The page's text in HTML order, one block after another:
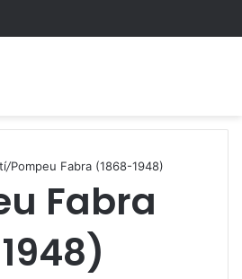
/Pompeu Fabra (1868-1948)
Fabra